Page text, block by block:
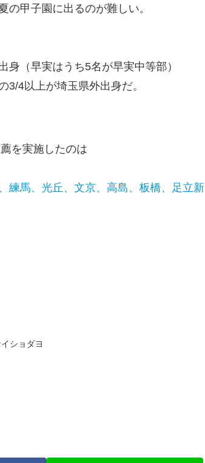
甲子園に出るのが難しい。
（早実はうち5名が早実中等部）
4以上が埼玉県外出身だ。
を実施したのは
練馬、光丘、文京、高島、板橋、足立新
ショダヨ